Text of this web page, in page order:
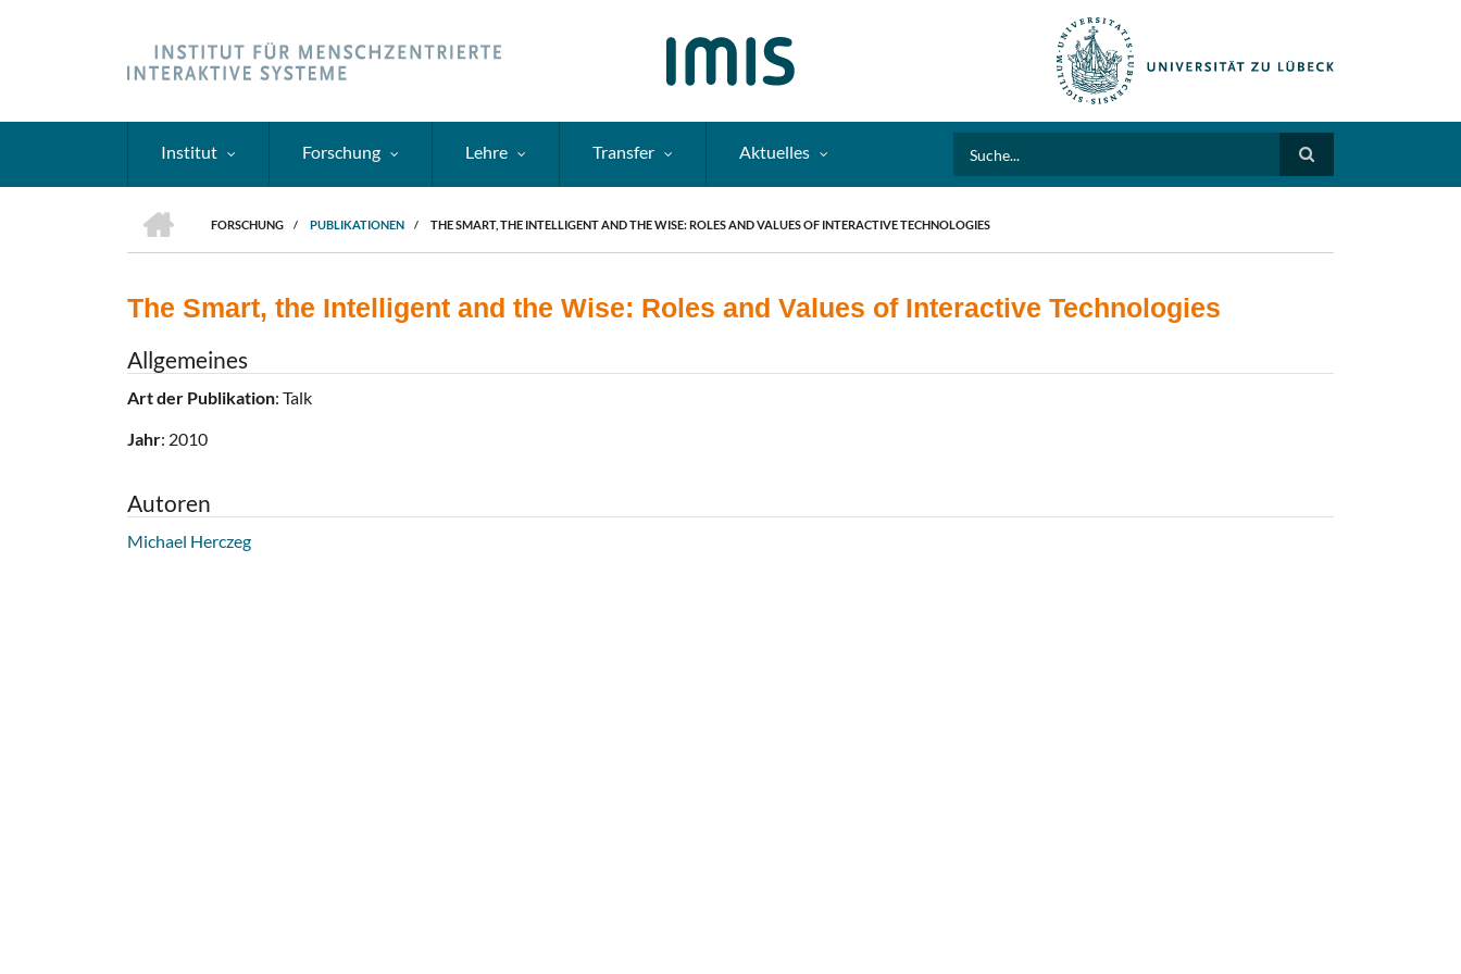
Institut Forschung Lehre Transfer Aktuelles
PFADNAVIGATION
FORSCHUNG
/ PUBLIKATIONEN / THE SMART, THE INTELLIGENT AND THE WISE: ROLES AND VALUES OF INTERACTIVE TECHNOLOGIES
The Smart, the Intelligent and the Wise: Roles and Values of Interactive Technologies
Allgemeines
Art der Publikation: Talk
Jahr: 2010
Autoren
Michael Herczeg